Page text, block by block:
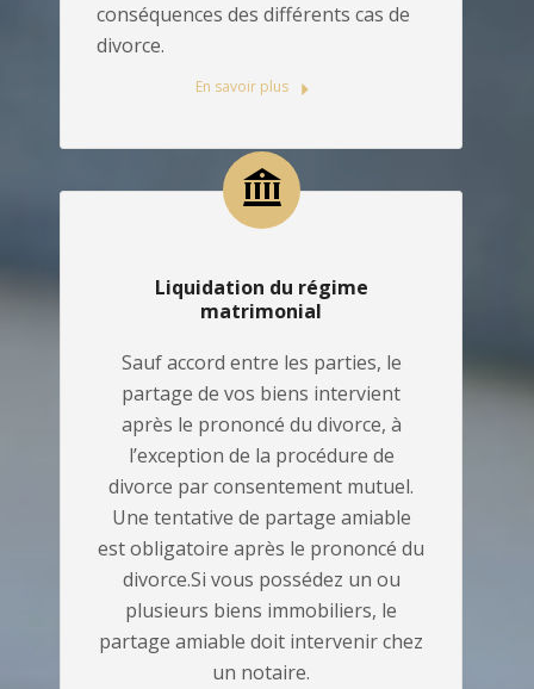
conséquences des différents cas de
divorce.
En savoir plus
Liquidation du régime
matrimonial
Sauf accord entre les parties, le
partage de vos biens intervient
après le prononcé du divorce, à
l’exception de la procédure de
divorce par consentement mutuel.
Une tentative de partage amiable
est obligatoire après le prononcé du
divorce.Si vous possédez un ou
plusieurs biens immobiliers, le
partage amiable doit intervenir chez
un notaire.